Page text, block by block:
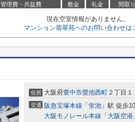
管理費・共益費 敷金 礼金 間取り
現在空室情報がありません。
マンション翡翠苑へのお問い合わせは
住所 大阪府豊中市螢池西町 ２丁目１
交通 阪急宝塚本線 「 蛍池 」駅 徒歩
大阪モノレール本線 「 大阪空港